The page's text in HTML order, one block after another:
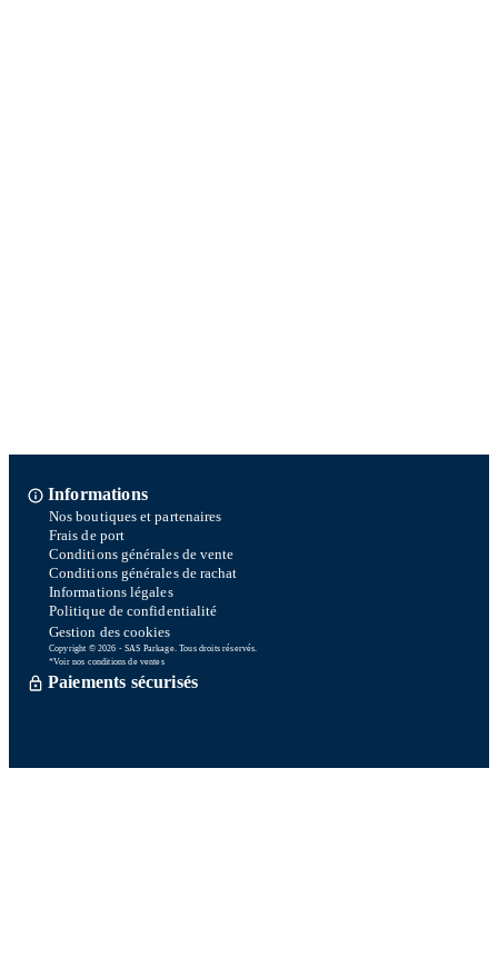
Informations
Nos boutiques et partenaires
Frais de port
Conditions générales de vente
Conditions générales de rachat
Informations légales
Politique de confidentialité
Gestion des cookies
Copyright © 2026 - SAS Parkage. Tous droits réservés.
*Voir nos conditions de ventes
Paiements sécurisés